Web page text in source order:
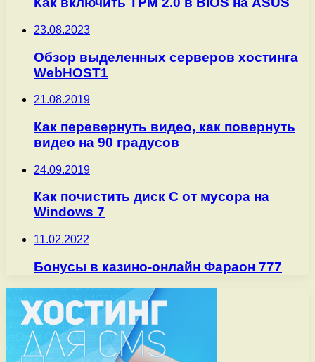
23.08.2023
Обзор выделенных серверов хостинга
WebHOST1
21.08.2019
Как перевернуть видео, как повернуть
видео на 90 градусов
24.09.2019
Как почистить диск С от мусора на
Windows 7
11.02.2022
Бонусы в казино-онлайн Фараон 777